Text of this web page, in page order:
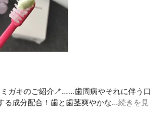
ガキ⁡のご紹介🪥⁡……⁡⁡歯周病やそれに伴う⁡⁡口
る成分配合！⁡⁡歯と歯茎⁡⁡爽やかな…続きを見